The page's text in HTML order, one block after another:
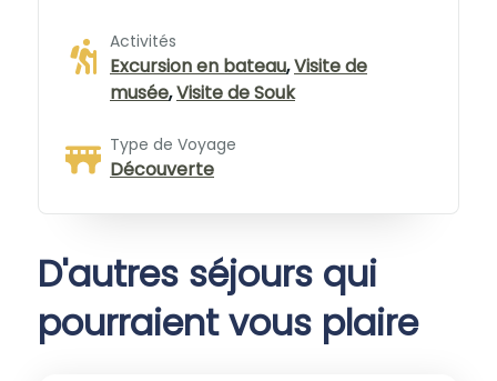
Activités
Excursion en bateau,Visite de
musée,Visite de Souk
Type de Voyage
Découverte
D'autres séjours qui
pourraient vous plaire